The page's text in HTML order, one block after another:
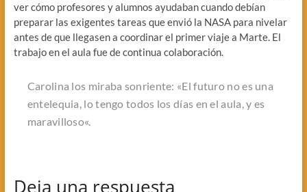
ver cómo profesores y alumnos ayudaban cuando debían
preparar las exigentes tareas que envió la NASA para nivelar
antes de que llegasen a coordinar el primer viaje a Marte. El
trabajo en el aula fue de continua colaboración.
Carolina los miraba sonriente: «El futuro no es una
entelequia, lo tengo todos los días en el aula, y es
maravilloso«.
Deja una respuesta